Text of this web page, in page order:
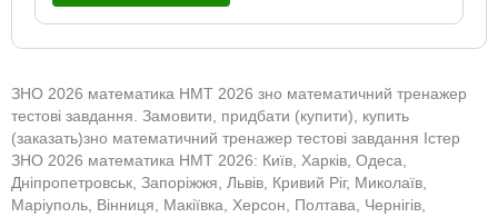
ЗНО 2026 математика НМТ 2026 зно математичний тренажер
тестові завдання. Замовити, придбати (купити), купить
(заказать)зно математичний тренажер тестові завдання Істер
ЗНО 2026 математика НМТ 2026: Київ, Харків, Одеса,
Дніпропетровськ, Запоріжжя, Львів, Кривий Ріг, Миколаїв,
Маріуполь, Вінниця, Макіївка, Херсон, Полтава, Чернігів,